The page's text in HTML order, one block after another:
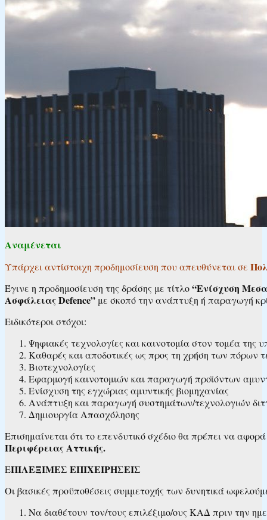
Αναμένεται
Υπάρχει αντίστοιχη προδημοσίευση που απευθύνεται σε
Έγινε η προδημοσίευση της δράσης με τίτλο“Ενίσχυση
Ασφάλειας Defence” με σκοπό την ανάπτυξη ή παραγωγή
Ειδικότεροι στόχοι:
Ψηφιακές τεχνολογίες και καινοτομία στον τομέα της
Καθαρές και αποδοτικές ως προς τη χρήση των πόρων
Βιοτεχνολογίες
Εφαρμογή καινοτομιών και παραγωγή προϊόντων
Ενίσχυση της εγχώριας αμυντικής βιομηχανίας
Ανάπτυξη και παραγωγή συστημάτων/τεχνολογιών
Δημιουργία Απασχόλησης
Επισημαίνεται ότι το επενδυτικό σχέδιο θα πρέπει να
Περιφέρειας Αττικής.
ΕΠΙΛΕΞΙΜΕΣ ΕΠΙΧΕΙΡΗΣΕΙΣ
Οι βασικές προϋποθέσεις συμμετοχής των δυνητικά
Να διαθέτουν τον/τους επιλέξιμο/ους ΚΑΔ πριν την